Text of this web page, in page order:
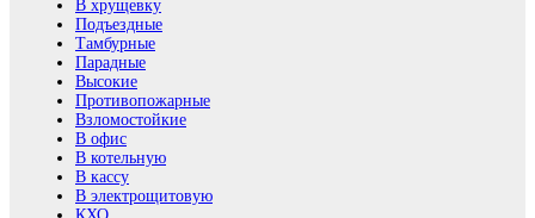
В хрущевку
Подъездные
Тамбурные
Парадные
Высокие
Противопожарные
Взломостойкие
В офис
В котельную
В кассу
В электрощитовую
КХО